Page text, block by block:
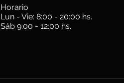
Horario
Lun - Vie: 8:00 - 20:00 hs.
Sáb 9:00 - 12:00 hs.